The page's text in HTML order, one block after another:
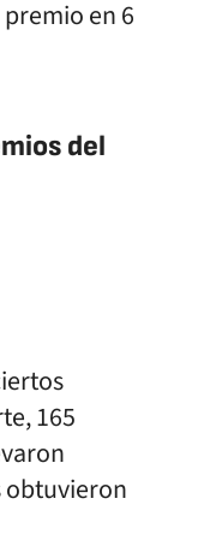
en 6
del
165
obtuvieron